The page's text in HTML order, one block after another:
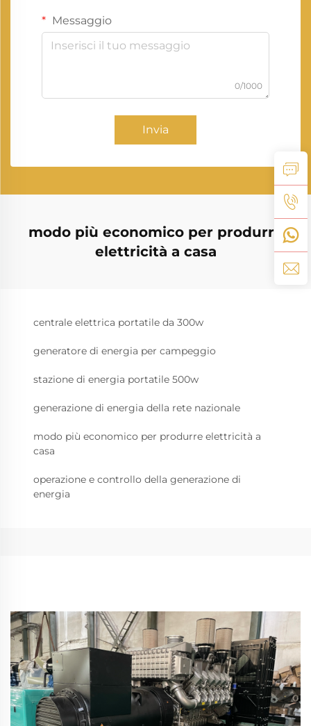
Messaggio
0/1000
Invia
modo più economico per produrre
elettricità a casa
centrale elettrica portatile da 300w
generatore di energia per campeggio
stazione di energia portatile 500w
generazione di energia della rete nazionale
modo più economico per produrre elettricità a
casa
operazione e controllo della generazione di
energia